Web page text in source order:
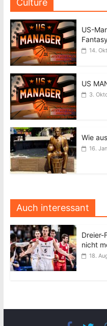
Culture
US-
14.
US
3.
Wie
16.
Auch interessant
Dreier-
nicht
18.